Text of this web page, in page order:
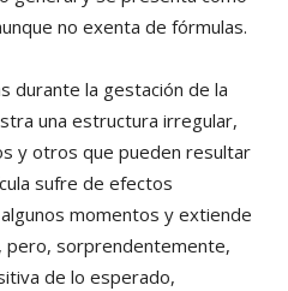
no exenta de fórmulas.
durante la gestación de la
una estructura irregular,
y otros que pueden resultar
sufre de efectos
momentos y extiende
pero, sorprendentemente,
de lo esperado,